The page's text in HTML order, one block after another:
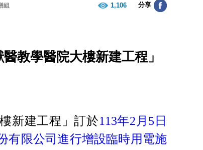
組 1,106 分享
教學醫院大樓新建工程」
新建工程」訂於113年2月5日
有限公司進行增設臨時用電施